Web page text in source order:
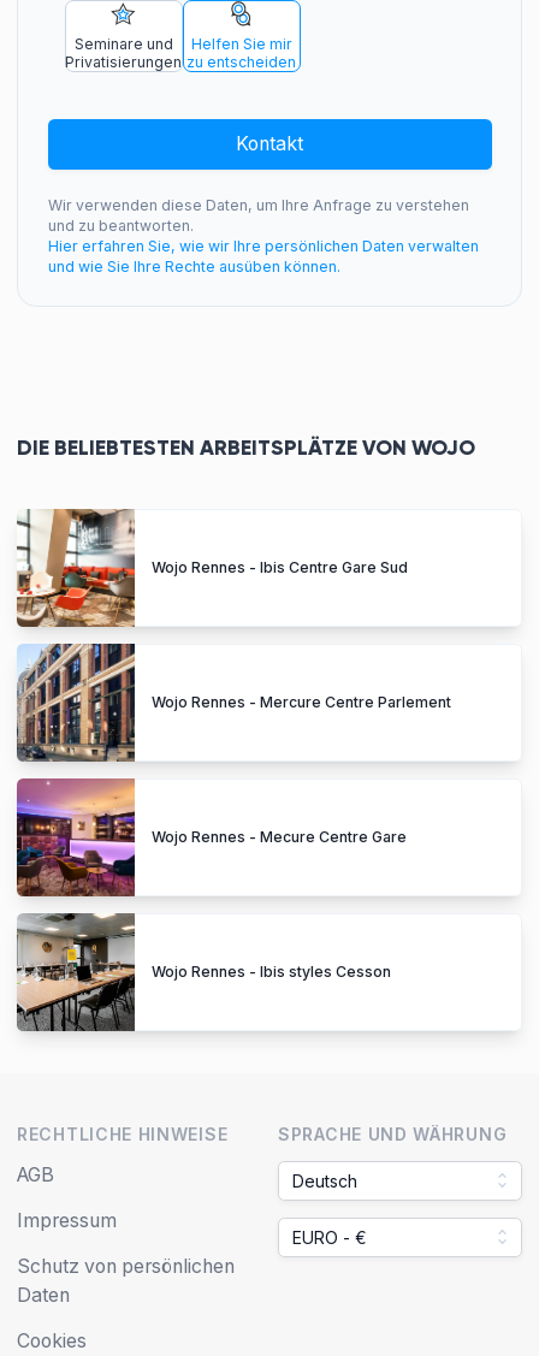
Seminare und
Privatisierungen
Helfen Sie mir
zu entscheiden
Kontakt
Wir verwenden diese Daten, um Ihre Anfrage zu verstehen
und zu beantworten.
Hier erfahren Sie, wie wir Ihre persönlichen Daten verwalten
und wie Sie Ihre Rechte ausüben können.
DIE BELIEBTESTEN ARBEITSPLÄTZE VON WOJO
Wojo Rennes - Ibis Centre Gare Sud
Wojo Rennes - Mercure Centre Parlement
Wojo Rennes - Mecure Centre Gare
Wojo Rennes - Ibis styles Cesson
RECHTLICHE HINWEISE
AGB
Impressum
Schutz von persönlichen
Daten
Cookies
SPRACHE UND WÄHRUNG
Deutsch
EURO - €